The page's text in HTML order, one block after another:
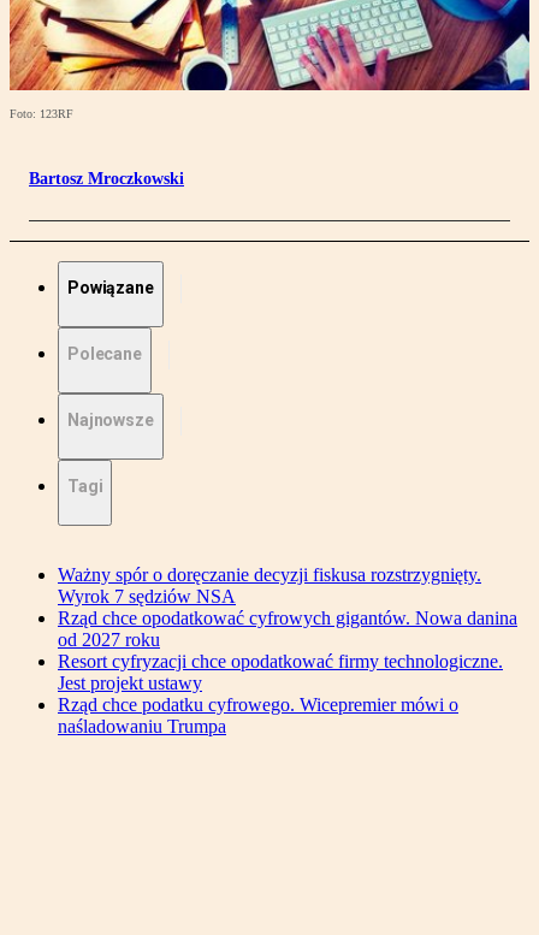
Foto: 123RF
Bartosz Mroczkowski
Powiązane
Polecane
Najnowsze
Tagi
Ważny spór o doręczanie decyzji fiskusa rozstrzygnięty.
Wyrok 7 sędziów NSA
Rząd chce opodatkować cyfrowych gigantów. Nowa danina
od 2027 roku
Resort cyfryzacji chce opodatkować firmy technologiczne.
Jest projekt ustawy
Rząd chce podatku cyfrowego. Wicepremier mówi o
naśladowaniu Trumpa